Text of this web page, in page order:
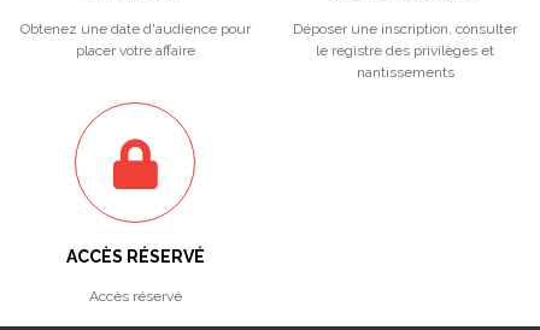
Obtenez une date d'audience pour
placer votre affaire
Déposer une inscription, consulter
le registre des privilèges et
nantissements
ACCÈS RÉSERVÉ
Accès réservé